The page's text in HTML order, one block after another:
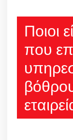
Ποιοι
που